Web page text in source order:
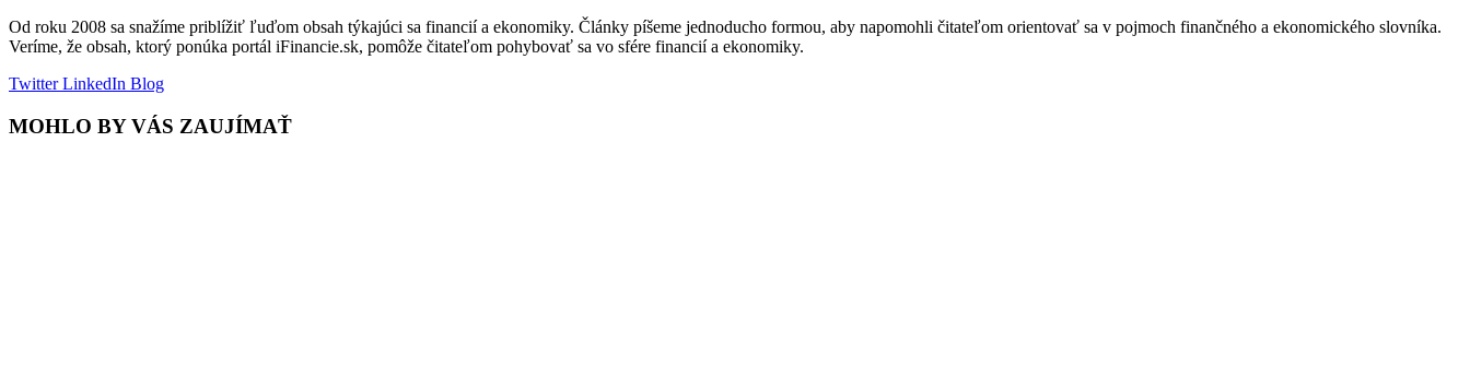
Od roku 2008 sa snažíme priblížiť ľuďom obsah týkajúci sa financií a ekonomiky. Články píšeme jednoducho formou, aby napomohli čitateľom orientovať sa v pojmoch finančného a ekonomického slovníka.
Veríme, že obsah, ktorý ponúka portál iFinancie.sk, pomôže čitateľom pohybovať sa vo sfére financií a ekonomiky.
TwitterLinkedIn Blog
MOHLO BY VÁS ZAUJÍMAŤ